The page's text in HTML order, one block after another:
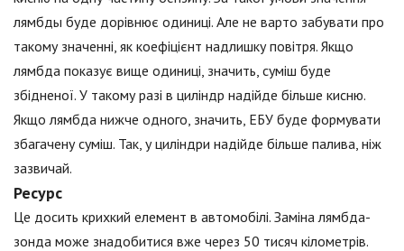
лямбды буде дорівнює одиниці. Але не варто забувати про
такому значенні, як коефіцієнт надлишку повітря. Якщо
лямбда показує вище одиниці, значить, суміш буде
збідненої. У такому разі в циліндр надійде більше кисню.
Якщо лямбда нижче одного, значить, ЕБУ буде формувати
збагачену суміш. Так, у циліндри надійде більше палива, ніж
зазвичай.
Ресурс
Це досить крихкий елемент в автомобілі. Заміна лямбда-
зонда може знадобитися вже через 50 тисяч кілометрів.